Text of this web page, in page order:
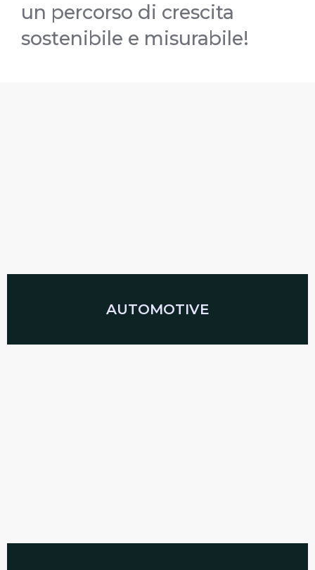
un percorso di crescita
sostenibile e misurabile!
AUTOMOTIVE